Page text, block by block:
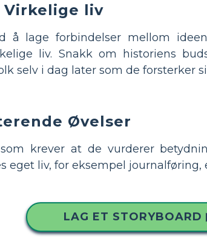
liv
å lage forbindelser mellom
liv. Snakk om historiens
selv i dag later som de forsterker
Øvelser
krever at de vurderer
eget liv, for eksempel journalføring,
LAG ET STORYBOARD